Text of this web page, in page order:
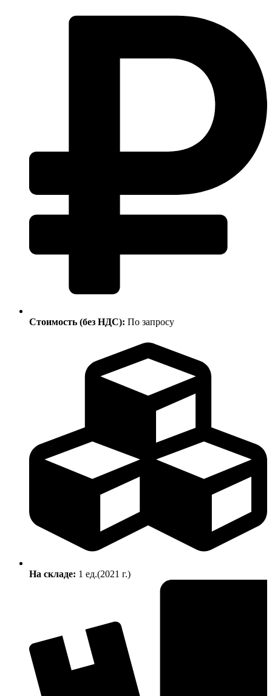
Стоимость (без НДС): По запросу
На складе: 1 ед.(2021 г.)